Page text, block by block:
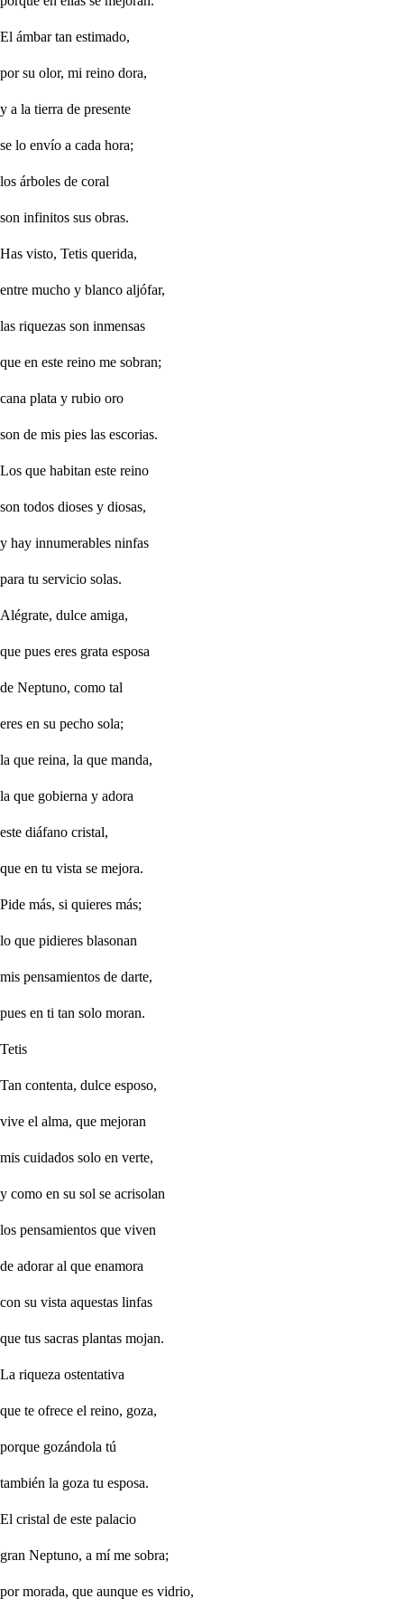
El ámbar tan estimado,
por su olor, mi reino dora,
y a la tierra de presente
se lo envío a cada hora;
los árboles de coral
son infinitos sus obras.
Has visto, Tetis querida,
entre mucho y blanco aljófar,
las riquezas son inmensas
que en este reino me sobran;
cana plata y rubio oro
son de mis pies las escorias.
Los que habitan este reino
son todos dioses y diosas,
y hay innumerables ninfas
para tu servicio solas.
Alégrate, dulce amiga,
que pues eres grata esposa
de Neptuno, como tal
eres en su pecho sola;
la que reina, la que manda,
la que gobierna y adora
este diáfano cristal,
que en tu vista se mejora.
Pide más, si quieres más;
lo que pidieres blasonan
mis pensamientos de darte,
pues en ti tan solo moran.
Tetis
Tan contenta, dulce esposo,
vive el alma, que mejoran
mis cuidados solo en verte,
y como en su sol se acrisolan
los pensamientos que viven
de adorar al que enamora
con su vista aquestas linfas
que tus sacras plantas mojan.
La riqueza ostentativa
que te ofrece el reino, goza,
porque gozándola tú
también la goza tu esposa.
El cristal de este palacio
gran Neptuno, a mí me sobra;
por morada, que aunque es vidrio,